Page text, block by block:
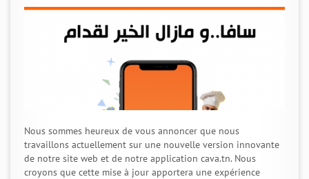
Nous sommes heureux de vous annoncer que nous
travaillons actuellement sur une nouvelle version innovante
de notre site web et de notre application cava.tn. Nous
croyons que cette mise à jour apportera une expérience